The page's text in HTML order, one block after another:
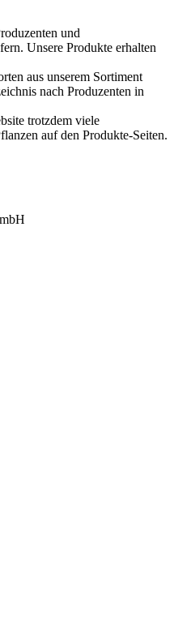
und
Unsere Produkte erhalten
aus unserem Sortiment
nach Produzenten in
trotzdem viele
auf den Produkte-Seiten.